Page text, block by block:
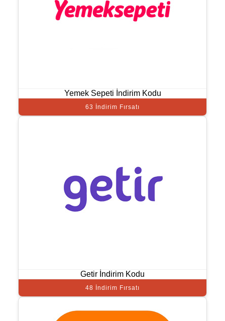
Yemek Sepeti İndirim Kodu
63 İndirim Fırsatı
Getir İndirim Kodu
48 İndirim Fırsatı